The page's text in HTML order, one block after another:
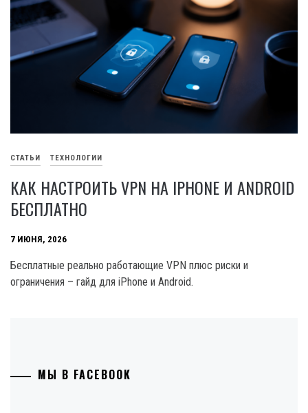
СТАТЬИ ТЕХНОЛОГИИ
КАК НАСТРОИТЬ VPN НА IPHONE И ANDROID
БЕСПЛАТНО
7 ИЮНЯ, 2026
Бесплатные реально работающие VPN плюс риски и
ограничения – гайд для iPhone и Android.
МЫ В FACEBOOK